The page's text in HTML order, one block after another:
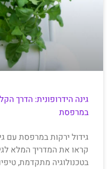
גינה הידרופונית: הדרך
במרפסת
גידול ירקות במרפסת עם
קראו את המדריך המלא
בטכנולוגיה מתקדמת,